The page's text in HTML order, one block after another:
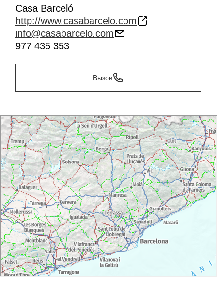
Casa Barceló
http://www.casabarcelo.com
info@casabarcelo.com
977 435 353
Вызов